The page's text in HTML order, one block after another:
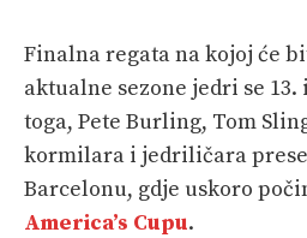
Finalna regata na kojoj će
aktualne sezone jedri se 13.
toga, Pete Burling, Tom
kormilara i jedriličara
Barcelonu, gdje uskoro
America’s Cupu.